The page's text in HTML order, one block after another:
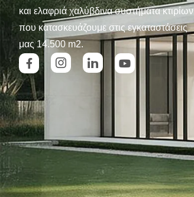
και ελαφριά χαλύβδινα συστήματα κτιρίων
που κατασκευάζουμε στις εγκαταστάσεις
μας 14.500 m2.